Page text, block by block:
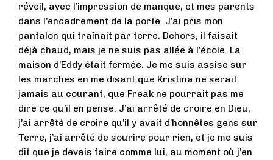
réveil, avec l’impression de manque, et mes parents
dans l’encadrement de la porte. J’ai pris mon
pantalon qui traînait par terre. Dehors, il faisait
déjà chaud, mais je ne suis pas allée à l’école. La
maison d’Eddy était fermée. Je me suis assise sur
les marches en me disant que Kristina ne serait
jamais au courant, que Freak ne pourrait pas me
dire ce qu’il en pense. J’ai arrêté de croire en Dieu,
j’ai arrêté de croire qu’il y avait d’honnêtes gens sur
Terre, j’ai arrêté de sourire pour rien, et je me suis
dit que je devais faire comme lui, au moment où j’en